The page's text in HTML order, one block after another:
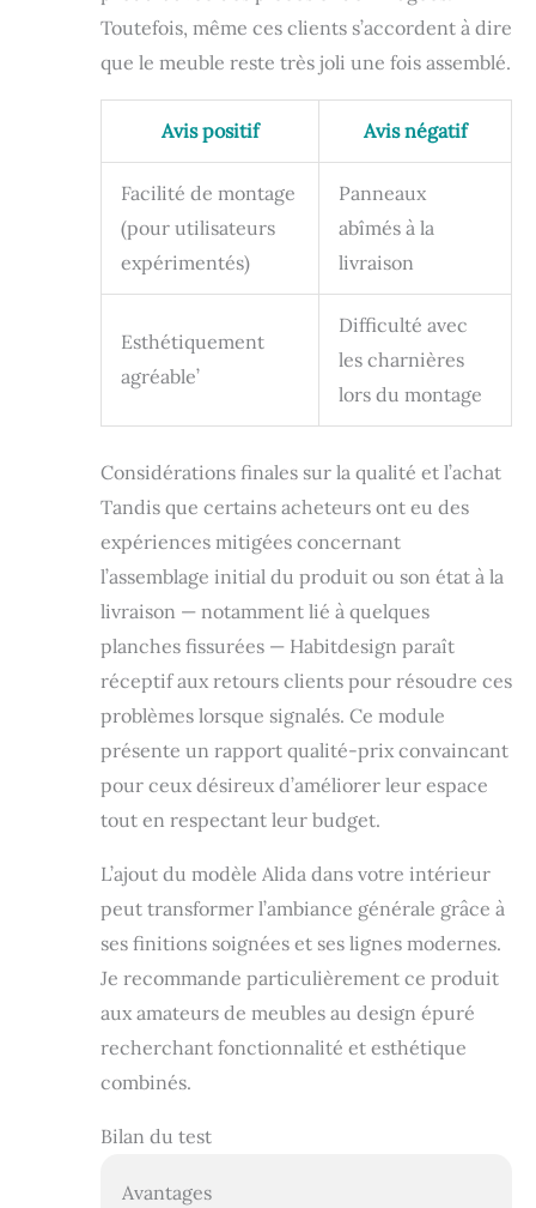
Toutefois, même ces clients s’accordent à dire
que le meuble reste très joli une fois assemblé.
Avis positif Avis négatif
Facilité de montage
(pour utilisateurs
expérimentés)
Panneaux
abîmés à la
livraison
Esthétiquement
agréable’
Difficulté avec
les charnières
lors du montage
Considérations finales sur la qualité et l’achat
Tandis que certains acheteurs ont eu des
expériences mitigées concernant
l’assemblage initial du produit ou son état à la
livraison — notamment lié à quelques
planches fissurées — Habitdesign paraît
réceptif aux retours clients pour résoudre ces
problèmes lorsque signalés. Ce module
présente un rapport qualité-prix convaincant
pour ceux désireux d’améliorer leur espace
tout en respectant leur budget.
L’ajout du modèle Alida dans votre intérieur
peut transformer l’ambiance générale grâce à
ses finitions soignées et ses lignes modernes.
Je recommande particulièrement ce produit
aux amateurs de meubles au design épuré
recherchant fonctionnalité et esthétique
combinés.
Bilan du test
Avantages